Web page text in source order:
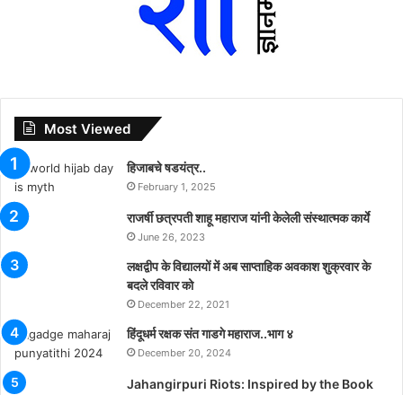
Most Viewed
हिजाबचे षडयंत्र..
February 1, 2025
राजर्षी छत्रपती शाहू महाराज यांनी केलेली संस्थात्मक कार्ये
June 26, 2023
लक्षद्वीप के विद्यालयों में अब साप्ताहिक अवकाश शुक्रवार के
बदले रविवार को
December 22, 2021
हिंदूधर्म रक्षक संत गाडगे महाराज..भाग ४
December 20, 2024
Jahangirpuri Riots: Inspired by the Book